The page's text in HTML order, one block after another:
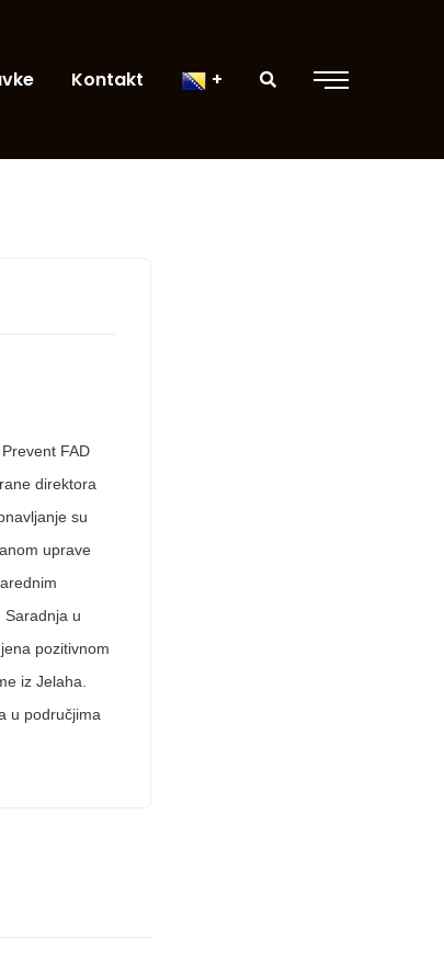
Kontakt
FAD
direktora
su
uprave
Saradnja u
pozitivnom
iz Jelaha.
u područjima